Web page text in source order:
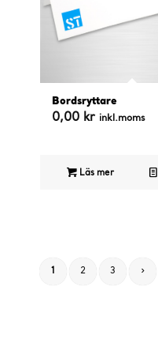
Bordsryttare
0,00 kr inkl.moms
Läs mer
1 2 3 ›